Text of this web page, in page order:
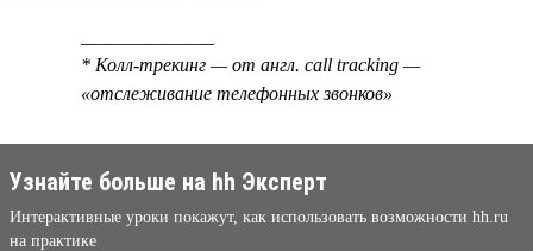
* Колл-трекинг — от англ. call tracking —
«отслеживание телефонных звонков»
Узнайте больше на hh Эксперт
Интерактивные уроки покажут, как использовать возможности hh.ru
на практике